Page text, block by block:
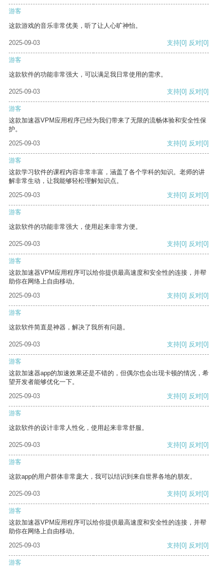
游客
这款游戏的音乐非常优美，听了让人心旷神怡。
2025-09-03 支持[0] 反对[0]
游客
这款软件的功能非常强大，可以满足我日常使用的需求。
2025-09-03 支持[0] 反对[0]
游客
这款加速器VPM应用程序已经为我们带来了无限的流畅体验和安全性保
护。
2025-09-03
支持[0] 反对[0]
游客
这款学习软件的课程内容非常丰富，涵盖了各个学科的知识。老师的讲
解非常生动，让我能够轻松理解知识点。
2025-09-03
支持[0] 反对[0]
游客
这款软件的功能非常强大，使用起来非常方便。
2025-09-03 支持[0] 反对[0]
游客
这款加速器VPM应用程序可以给你提供最高速度和安全性的连接，并帮
助你在网络上自由移动。
2025-09-03
支持[0] 反对[0]
游客
这款软件简直是神器，解决了我所有问题。
2025-09-03 支持[0] 反对[0]
游客
这款加速器app的加速效果还是不错的，但偶尔也会出现卡顿的情况，希
望开发者能够优化一下。
2025-09-03
支持[0] 反对[0]
游客
这款软件的设计非常人性化，使用起来非常舒服。
2025-09-03 支持[0] 反对[0]
游客
这款app的用户群体非常庞大，我可以结识到来自世界各地的朋友。
2025-09-03 支持[0] 反对[0]
游客
这款加速器VPM应用程序可以给你提供最高速度和安全性的连接，并帮
助你在网络上自由移动。
2025-09-03
支持[0] 反对[0]
游客